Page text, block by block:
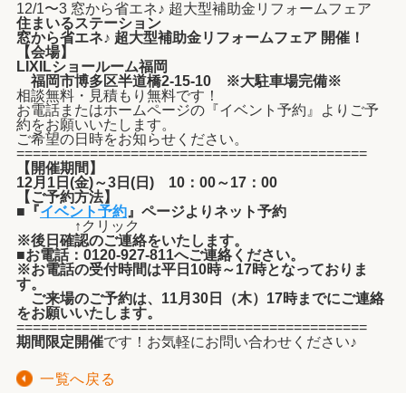
12/1〜3 窓から省エネ♪ 超大型補助金リフォームフェア
住まいるステーション
窓から省エネ♪ 超大型補助金リフォームフェア 開催！
【会場】
LIXILショールーム福岡
福岡市博多区半道橋2-15-10 ※大駐車場完備※
相談無料・見積もり無料です！
お電話またはホームページの『イベント予約』よりご予
約をお願いいたします。
ご希望の日時をお知らせください。
===========================================
【開催期間】
12月1日(金)～3日(日) 10：00～17：00
【ご予約方法】
■『イベント予約 』ページよりネット予約
↑クリック
※後日確認のご連絡をいたします。
■お電話：0120-927-811へご連絡ください。
※お電話の受付時間は平日10時～17時となっておりま
す。
ご来場のご予約は、11月30日（木）17時までにご連絡
をお願いいたします。
===========================================
期間限定開催です！お気軽にお問い合わせください♪
一覧へ戻る